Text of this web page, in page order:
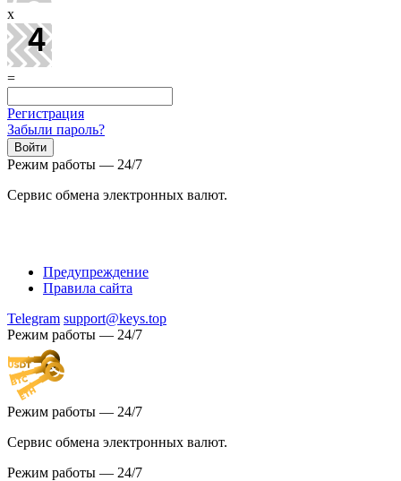
x
=
Регистрация
Забыли пароль?
Режим работы — 24/7
Сервис обмена электронных валют.
Предупреждение
Правила сайта
Telegram support@keys.top
Режим работы — 24/7
Режим работы — 24/7
Сервис обмена электронных валют.
Режим работы — 24/7